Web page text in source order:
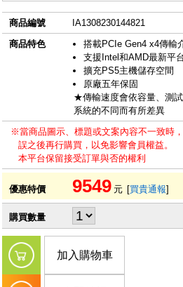
商品編號
IA1308230144821
商品特色
搭載PCIe Gen4 x4傳輸
支援Intel和AMD最新平
擴充PS5主機儲存空間
原廠五年保固
★傳輸速度會依容量、測
系統的不同而有所差異
※當商品圖示、標題或文案內容不一致時
誤之後再行購買，以免影響會員權益。
本平台保留接受訂單與否的權利
優惠特價 9549 元 [買貴通報]
購買數量
加入購物車